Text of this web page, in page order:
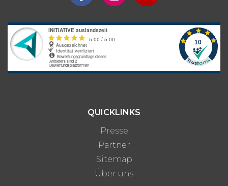
QUICKLINKS
Presse
Partner
Sitemap
Über uns